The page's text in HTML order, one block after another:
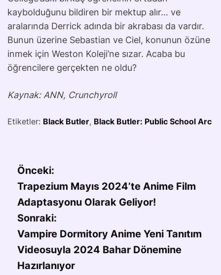
kaybolduğunu bildiren bir mektup alır… ve
aralarında Derrick adında bir akrabası da vardır.
Bunun üzerine Sebastian ve Ciel, konunun özüne
inmek için Weston Koleji’ne sızar. Acaba bu
öğrencilere gerçekten ne oldu?
Kaynak: ANN, Crunchyroll
Etiketler: Black Butler, Black Butler: Public School Arc
Önceki:
Trapezium Mayıs 2024’te Anime Film
Adaptasyonu Olarak Geliyor!
Sonraki:
Vampire Dormitory Anime Yeni Tanıtım
Videosuyla 2024 Bahar Dönemine
Hazırlanıyor